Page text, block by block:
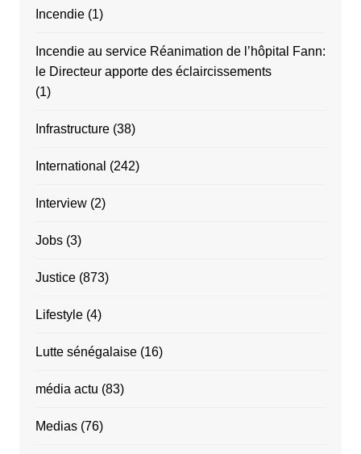
Incendie(1)
Incendie au service Réanimation de l’hôpital Fann:
le Directeur apporte des éclaircissements
(1)
Infrastructure(38)
International (242)
Interview(2)
Jobs(3)
Justice(873)
Lifestyle(4)
Lutte sénégalaise(16)
média actu (83)
Medias(76)